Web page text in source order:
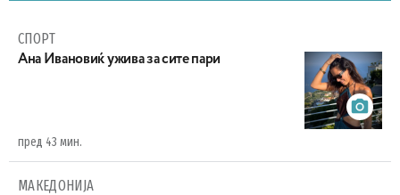
СПОРТ
Ана Ивановиќ ужива за сите пари
пред 43 мин.
МАКЕДОНИЈА